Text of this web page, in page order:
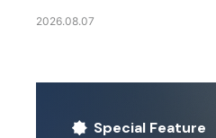
2026.08.07
Special Feature